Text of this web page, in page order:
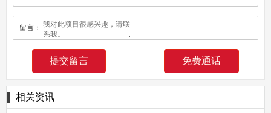
留言：
免费通话
相关资讯